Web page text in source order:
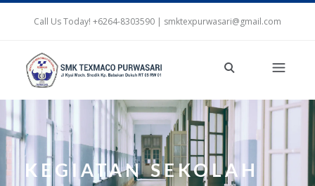
Call Us Today! +6264-8303590 | smktexpurwasari@gmail.com
KEGIATAN SEKOLAH